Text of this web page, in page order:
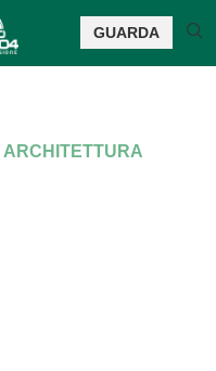
GUARDA